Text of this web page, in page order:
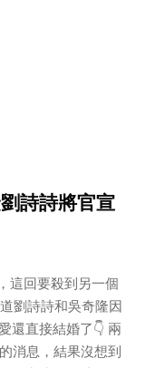
詩詩將官宣
這回要殺到另一個
劉詩詩和吳奇隆因
還直接結婚了👇 兩
消息，結果沒想到